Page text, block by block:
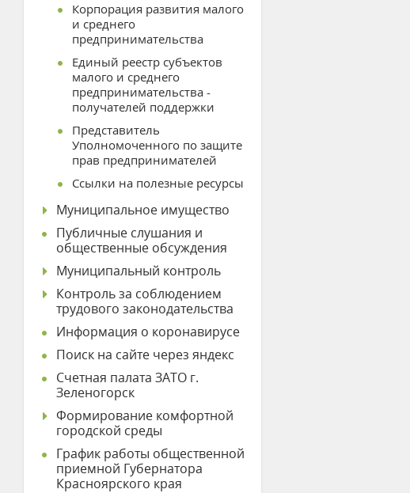
Корпорация развития малого
и среднего
предпринимательства
Единый реестр субъектов
малого и среднего
предпринимательства -
получателей поддержки
Представитель
Уполномоченного по защите
прав предпринимателей
Ссылки на полезные ресурсы
Муниципальное имущество
Публичные слушания и
общественные обсуждения
Муниципальный контроль
Контроль за соблюдением
трудового законодательства
Информация о коронавирусе
Поиск на сайте через яндекс
Счетная палата ЗАТО г.
Зеленогорск
Формирование комфортной
городской среды
График работы общественной
приемной Губернатора
Красноярского края